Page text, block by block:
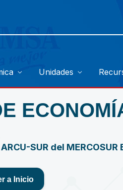
Unidades
SUR del MERCOSUR
a Inicio